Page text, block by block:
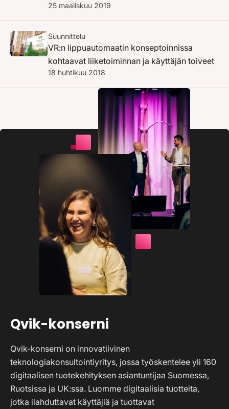
25 maaliskuu 2019
Suunnittelu
VR:n lippuautomaatin konseptoinnissa
kohtaavat liiketoiminnan ja käyttäjän toiveet
18 huhtikuu 2018
Qvik-konserni
Qvik-konserni on innovatiivinen
teknologiakonsultointiyritys, jossa työskentelee yli 160
digitaalisen tuotekehityksen asiantuntijaa Suomessa,
Ruotsissa ja UK:ssa. Luomme digitaalisia tuotteita,
jotka ilahduttavat käyttäjiä ja tuottavat